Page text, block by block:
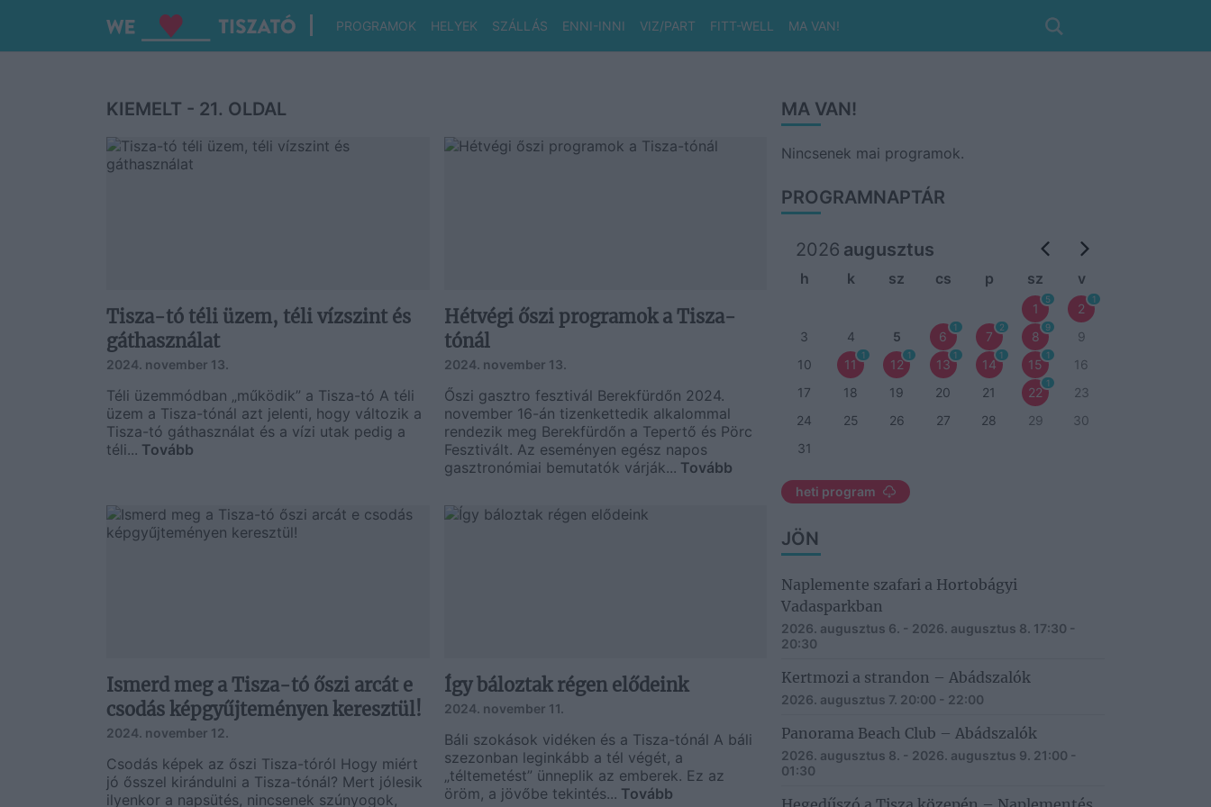
PROGRAMOK HELYEK SZÁLLÁS ENNI-INNI VIZ/PART FITT-WELL MA VAN!
KIEMELT - 21. OLDAL
Tisza-tó téli üzem, téli vízszint és
gáthasználat
2024. november 13.
Téli üzemmódban „működik” a Tisza-tó A téli
üzem a Tisza-tónál azt jelenti, hogy változik a
Tisza-tó gáthasználat és a vízi utak pedig a
téli... Tovább
Hétvégi őszi programok a Tisza-
tónál
2024. november 13.
Őszi gasztro fesztivál Berekfürdőn 2024.
november 16-án tizenkettedik alkalommal
rendezik meg Berekfürdőn a Tepertő és Pörc
Fesztivált. Az eseményen egész napos
gasztronómiai bemutatók várják... Tovább
Ismerd meg a Tisza-tó őszi arcát e
csodás képgyűjteményen keresztül!
2024. november 12.
Csodás képek az őszi Tisza-tóról Hogy miért
jó ősszel kirándulni a Tisza-tónál? Mert jólesik
ilyenkor a napsütés, nincsenek szúnyogok,
Így báloztak régen elődeink
2024. november 11.
Báli szokások vidéken és a Tisza-tónál A báli
szezonban leginkább a tél végét, a
„téltemetést” ünneplik az emberek. Ez az
öröm, a jövőbe tekintés... Tovább
MA VAN!
Nincsenek mai programok.
PROGRAMNAPTÁR
2026 augusztus
h k sz cs p sz v
1
5
2
1
3 4 5 6
1
7
2
8
9
9
10
11
1
12
1
13
1
14
1
15
1
16
17
18 19 20 21 22
1
23
24
25 26 27 28 29
30
31
heti program
JÖN
Naplemente szafari a Hortobágyi
Vadasparkban
2026. augusztus 6. - 2026. augusztus 8. 17:30 -
20:30
Kertmozi a strandon – Abádszalók
2026. augusztus 7. 20:00 - 22:00
Panorama Beach Club – Abádszalók
2026. augusztus 8. - 2026. augusztus 9. 21:00 -
01:30